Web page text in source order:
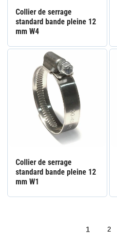
Collier de serrage
standard bande pleine 12
mm W4
Collier de serrage
standard bande pleine 12
mm W1
1 2